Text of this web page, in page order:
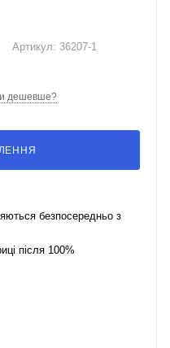
Артикул: 36207-1
дешевше?
безпосередньо з
після 100%